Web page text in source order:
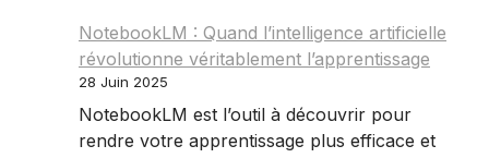
NotebookLM : Quand l’intelligence artificielle
révolutionne véritablement l’apprentissage
28 Juin 2025
NotebookLM est l’outil à découvrir pour
rendre votre apprentissage plus efficace et